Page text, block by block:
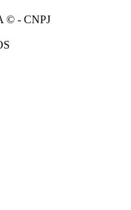
© - CNPJ